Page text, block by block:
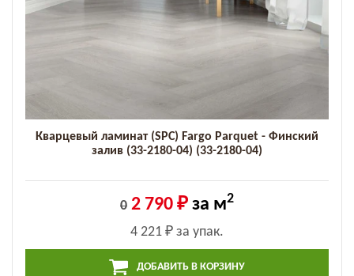
Кварцевый ламинат (SPC) Fargo Parquet - Финский
залив (33-2180-04) (33-2180-04)
0 2 790 ₽ за м2
4 221 ₽ за упак.
ДОБАВИТЬ В КОРЗИНУ